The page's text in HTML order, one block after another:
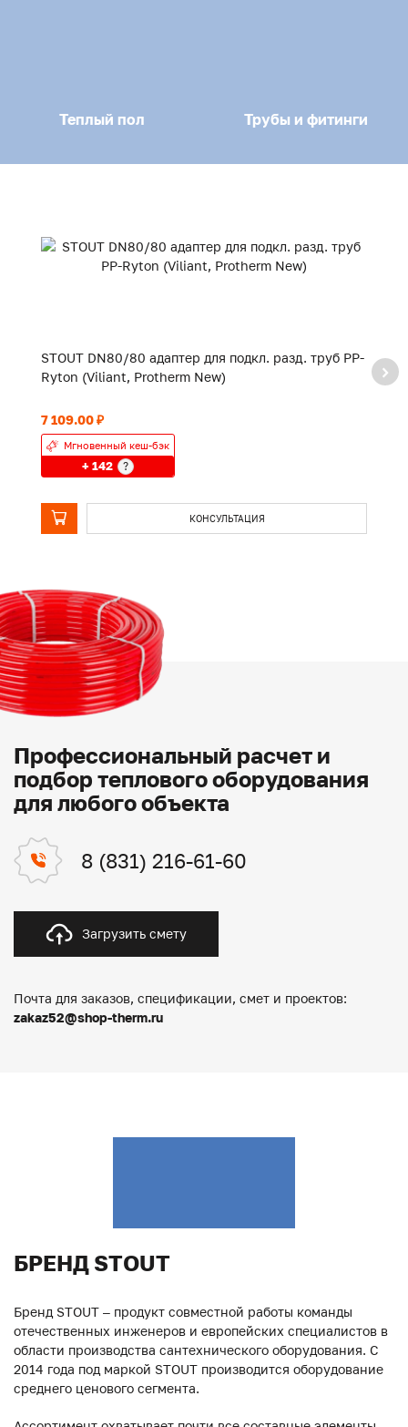
Теплый пол Трубы и фитинги
STOUT DN80/80 адаптер для подкл. разд. труб PP-
Ryton (Viliant, Protherm New)
7 109.00 ₽
Мгновенный кеш-бэк
+ 142 ?
КОНСУЛЬТАЦИЯ
Профессиональный расчет и
подбор теплового оборудования
для любого объекта
8 (831) 216-61-60
Загрузить смету
Почта для заказов, спецификации, смет и проектов:
zakaz52@shop-therm.ru
БРЕНД STOUT
Бренд STOUT – продукт совместной работы команды
отечественных инженеров и европейских специалистов в
области производства сантехнического оборудования. С
2014 года под маркой STOUT производится оборудование
среднего ценового сегмента.